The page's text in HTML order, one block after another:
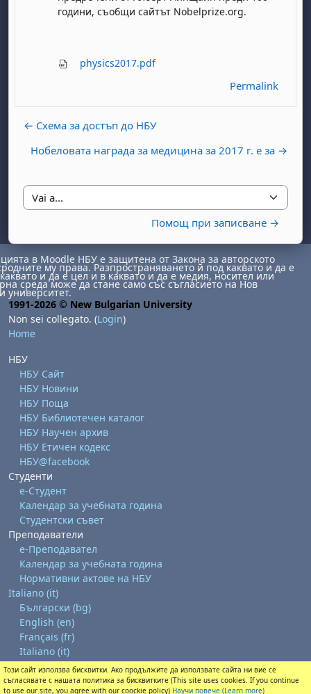
години, съобщи сайтът Nobelprize.org.
physics2017.pdf
Permalink
← Схема за достъп до НБУ
Нобеловата награда за медицина за 2017 г. е за →
Vai a...
Помощ при записване →
1 agosto
domenica 2 agosto
14 agosto
15 agosto
domenica 16 agosto
21 agosto
22 agosto
domenica 23 agosto
28 agosto
29 agosto
domenica 30 agosto
в Moodle НБУ е защитена от Закона за авторското
му права. Разпространяването й под каквато и да е
и да е цел и в каквато и да е медия, носител или
среда може да стане само със съгласието на Нов
университет.
1991-2026 © New Bulgarian University
Non sei collegato. (Login)
Home
НБУ
НБУ Сайт
НБУ Новини
НБУ Поща
НБУ Библиотечен каталог
НБУ Научен архив
НБУ Етичен кодекс
НБУ@facebook
Студенти
е-Студент
Календар за учебната година
Студентски съвет
Преподаватели
е-Преподавател
Календар за учебната година
Нормативни актове на НБУ
Italiano ‎(it)‎
Български ‎(bg)‎
English ‎(en)‎
Français ‎(fr)‎
Italiano ‎(it)‎
Ottieni l'app mobile
Passa al tema standard
Този сайт използва бисквитки. Ако продължите да използвате сайта ни вие се
съгласявате с нашата политика за бисквитките (This site uses cookies. If you continue
to use our site, you agree with our coockie policy) Научи повече (Learn more)